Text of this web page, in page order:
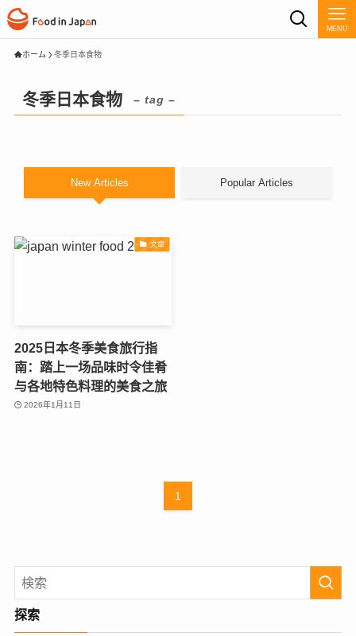
MENU
ホーム 冬季日本食物
冬季日本食物 – tag –
New Articles Popular Articles
文章
2025日本冬季美食旅行指
南：踏上一场品味时令佳肴
与各地特色料理的美食之旅
2026年1月11日
1
探索